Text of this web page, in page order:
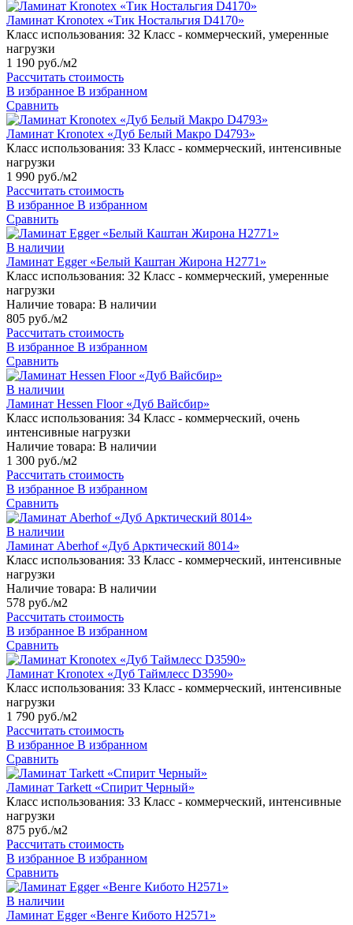
Ламинат Kronotex «Тик Ностальгия D4170»
Класс использования: 32 Класс - коммерческий, умеренные
нагрузки
1 190 руб./м2
Рассчитать стоимость
В избранное В избранном
Сравнить
Ламинат Kronotex «Дуб Белый Макро D4793»
Класс использования: 33 Класс - коммерческий, интенсивные
нагрузки
1 990 руб./м2
Рассчитать стоимость
В избранное В избранном
Сравнить
В наличии
Ламинат Egger «Белый Каштан Жирона H2771»
Класс использования: 32 Класс - коммерческий, умеренные
нагрузки
Наличие товара: В наличии
805 руб./м2
Рассчитать стоимость
В избранное В избранном
Сравнить
В наличии
Ламинат Hessen Floor «Дуб Вайсбир»
Класс использования: 34 Класс - коммерческий, очень
интенсивные нагрузки
Наличие товара: В наличии
1 300 руб./м2
Рассчитать стоимость
В избранное В избранном
Сравнить
В наличии
Ламинат Aberhof «Дуб Арктический 8014»
Класс использования: 33 Класс - коммерческий, интенсивные
нагрузки
Наличие товара: В наличии
578 руб./м2
Рассчитать стоимость
В избранное В избранном
Сравнить
Ламинат Kronotex «Дуб Таймлесс D3590»
Класс использования: 33 Класс - коммерческий, интенсивные
нагрузки
1 790 руб./м2
Рассчитать стоимость
В избранное В избранном
Сравнить
Ламинат Tarkett «Спирит Черный»
Класс использования: 33 Класс - коммерческий, интенсивные
нагрузки
875 руб./м2
Рассчитать стоимость
В избранное В избранном
Сравнить
В наличии
Ламинат Egger «Венге Кибото H2571»